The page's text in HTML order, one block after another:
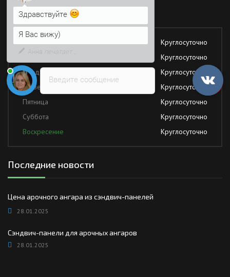
Работаем без обеда и выходных
Понедельник
Круглосуточно
Вторник
Круглосуточно
Среда
Круглосуточно
Четверг
Круглосуточно
Пятница
Круглосуточно
Суббота
Круглосуточно
Воскресение
Круглосуточно
Последние новости
Цена арочного ангара из сэндвич-панелей
28.01.2025
Сэндвич-панели для арочных ангаров
28.01.2025
Введите сообщение
Я Вас вижу)
Напишите сюда свой вопрос.
Возможно, его решение будет
быстрее